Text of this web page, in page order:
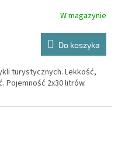
T
I
S
W magazynie
Do koszyka
turystycznych. Lekkość,
Pojemność 2x30 litrów.